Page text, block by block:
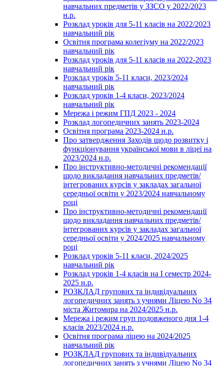
навчальних предметів у ЗЗСО у 2022/2023
н.р.
Розклад уроків для 5-11 класів на 2022/2023
навчальний рік
Освітня програма колегіуму на 2022/2023
навчальний рік
Розклад уроків для 5-11 класів на 2022-2023
навчальний рік
Розклад уроків 5-11 класи, 2023/2024
навчальний рік
Розклад уроків 1-4 класи, 2023/2024
навчальний рік
Мережа і режим ГПД 2023 - 2024
Розклад логопедичних занять 2023-2024
Освітня програма 2023-2024 н.р.
Про затвердження Заходів щодо розвитку і
функціонування української мови в ліцеї на
2023/2024 н.р.
Про інструктивно-методичні рекомендації
щодо викладання навчальних предметів/
інтегрованих курсів у закладах загальної
середньої освіти у 2023/2024 навчальному
році
Про інструктивно-методичні рекомендації
щодо викладання навчальних предметів/
інтегрованих курсів у закладах загальної
середньої освіти у 2024/2025 навчальному
році
Розклад уроків 5-11 класи, 2024/2025
навчальний рік
Розклад уроків 1-4 класів на І семестр 2024-
2025 н.р.
РОЗКЛАД групових та індивідуальних
логопедичних занять з учнями Ліцею No 34
міста Житомира на 2024/2025 н.р.
Мережа і режим груп подовженого дня 1-4
класів 2023/2024 н.р.
Освітня програма ліцею на 2024/2025
навчальний рік
РОЗКЛАД групових та індивідуальних
логопедичних занять з учнями Ліцею No 34